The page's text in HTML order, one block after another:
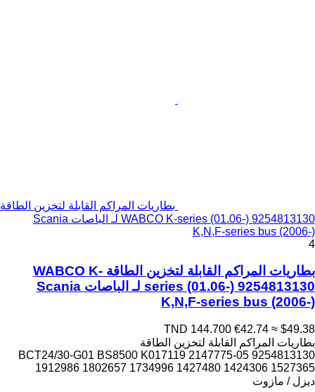
بطاريات المراكم القابلة لتخزين الطاقة
WABCO K-series (01.06-) 9254813130 لـ الباصات Scania
K,N,F-series bus (2006-)
4
بطاريات المراكم القابلة لتخزين الطاقة WABCO K-
series (01.06-) 9254813130 لـ الباصات Scania
K,N,F-series bus (2006-)
TND 144.700 €42.74 ≈ $49.38
بطاريات المراكم القابلة لتخزين الطاقة
9254813130 05-BCT24/30-G01 BS8500 K017119 2147775
1912986 1802657 1734996 1427480 1424306 1527365
ديزل / مازوت